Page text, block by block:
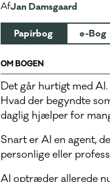
AfJan Damsgaard
Papirbog e-Bog
OM BOGEN
Det går hurtigt med
Hvad der begyndte
daglig hjælper for
Snart er AI en agent,
personlige eller
AI optræder allerede